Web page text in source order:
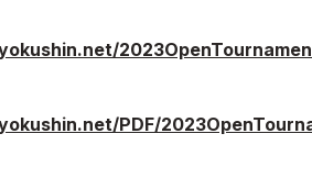
入門のご案内
一般の部・壮年部の方
PDF/